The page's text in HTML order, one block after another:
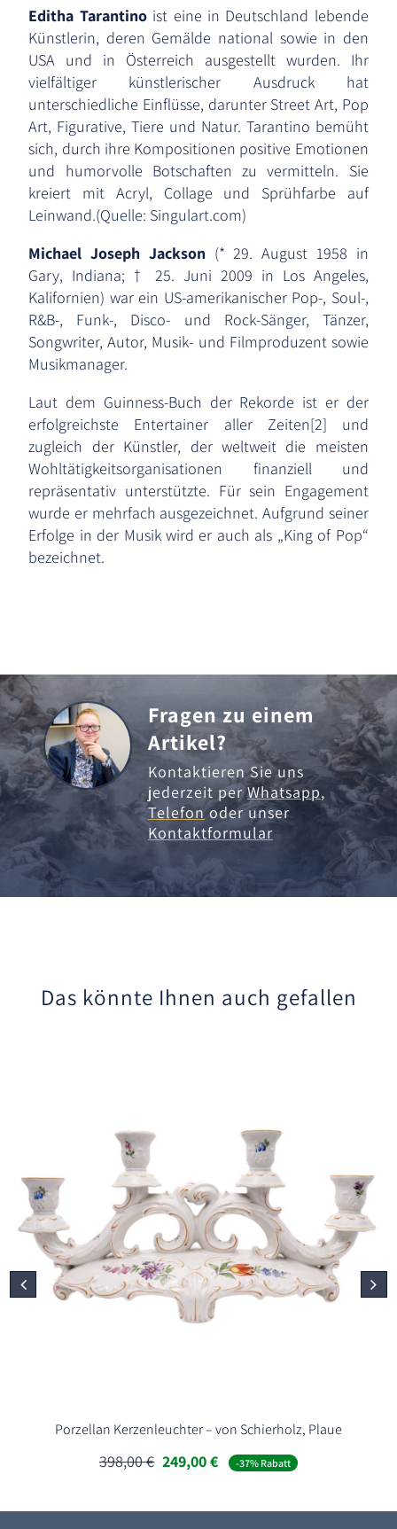
Editha Tarantinoist eine in Deutschland lebende
Künstlerin, deren Gemälde national sowie in den
USA und in Österreich ausgestellt wurden. Ihr
vielfältiger künstlerischer Ausdruck hat
unterschiedliche Einflüsse, darunter Street Art, Pop
Art, Figurative, Tiere und Natur. Tarantino bemüht
sich, durch ihre Kompositionen positive Emotionen
und humorvolle Botschaften zu vermitteln. Sie
kreiert mit Acryl, Collage und Sprühfarbe auf
Leinwand.(Quelle: Singulart.com)
Michael Joseph Jackson(* 29. August 1958 in
Gary, Indiana; † 25. Juni 2009 in Los Angeles,
Kalifornien) war ein US-amerikanischer Pop-, Soul-,
R&B-, Funk-, Disco- und Rock-Sänger, Tänzer,
Songwriter, Autor, Musik- und Filmproduzent sowie
Musikmanager.
Laut dem Guinness-Buch der Rekorde ist er der
erfolgreichste Entertainer aller Zeiten[2] und
zugleich der Künstler, der weltweit die meisten
Wohltätigkeitsorganisationen finanziell und
repräsentativ unterstützte. Für sein Engagement
wurde er mehrfach ausgezeichnet. Aufgrund seiner
Erfolge in der Musik wird er auch als „King of Pop“
bezeichnet.
Fragen zu einem
Artikel?
Kontaktieren Sie uns
jederzeit perWhatsapp,
Telefonoder unser
Kontaktformular
Das könnte Ihnen auch gefallen
Porzellan Kerzenleuchter – von Schierholz, Plaue
398,00€ Ursprünglicher
Preis
398,00 €
249,00€Aktueller
Preis
249,00 €.
-37% Rabatt